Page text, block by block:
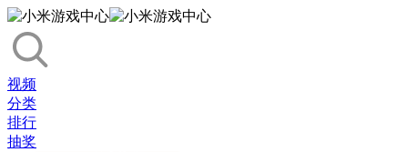
视频
分类
排行
抽奖